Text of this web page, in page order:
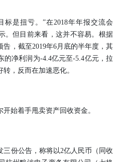
标是扭亏。”在2018年年报交流会
。但目前来看，这并不容易。根据
，截至2019年6月底的半年度，其
的净利润为-4.4亿元至-5.4亿元，拉
，反而在加速恶化。
始着手甩卖资产回收资金。
三份公告，称将以2亿人民币（同收